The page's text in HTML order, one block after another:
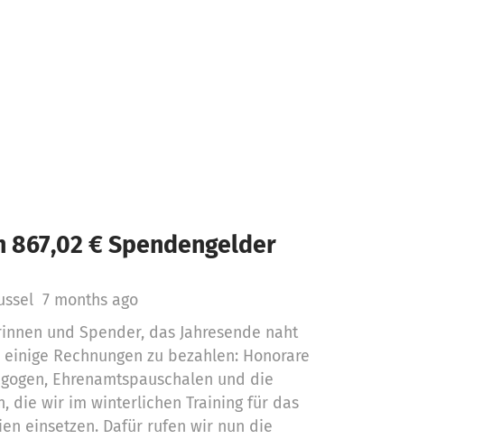
867,02 € Spendengelder
7 months ago
und Spender, das Jahresende naht
Rechnungen zu bezahlen: Honorare
Ehrenamtspauschalen und die
die wir im winterlichen Training für das
einsetzen. Dafür rufen wir nun die